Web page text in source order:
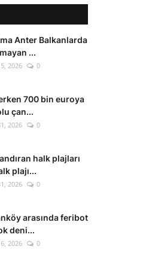
Anter Balkanlarda
...
2026 0
700 bin euroya
çan...
2026 0
halk plajları
plajı...
2026 0
arasında feribot
deni...
2026 0